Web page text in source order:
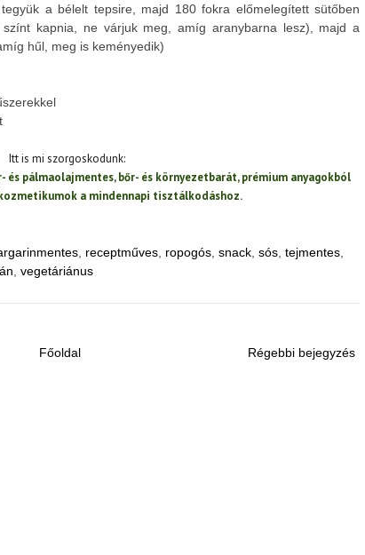
a bélelt tepsire, majd 180 fokra előmelegített sütőben
kapnia, ne várjuk meg, amíg aranybarna lesz), majd a
hűl, meg is keményedik)
Itt is mi szorgoskodunk:
és pálmaolajmentes, bőr- és környezetbarát, prémium anyagokból
a mindennapi tisztálkodáshoz.
receptműves ropogós snack sós tejmentes
vegetáriánus
Régebbi bejegyzés
Főoldal